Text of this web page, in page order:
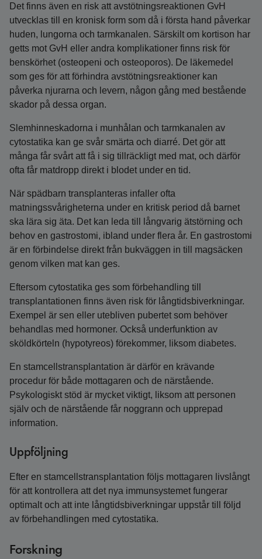
Det finns även en risk att avstötningsreaktionen GvH
utvecklas till en kronisk form som då i första hand påverkar
huden, lungorna och tarmkanalen. Särskilt om kortison har
getts mot GvH eller andra komplikationer finns risk för
benskörhet (osteopeni och osteoporos). De läkemedel
som ges för att förhindra avstötningsreaktioner kan
påverka njurarna och levern, någon gång med bestående
skador på dessa organ.
Slemhinneskadorna i munhålan och tarmkanalen av
cytostatika kan ge svår smärta och diarré. Det gör att
många får svårt att få i sig tillräckligt med mat, och därför
ofta får matdropp direkt i blodet under en tid.
När spädbarn transplanteras infaller ofta
matningssvårigheterna under en kritisk period då barnet
ska lära sig äta. Det kan leda till långvarig ätstörning och
behov en gastrostomi, ibland under flera år. En gastrostomi
är en förbindelse direkt från bukväggen in till magsäcken
genom vilken mat kan ges.
Eftersom cytostatika ges som förbehandling till
transplantationen finns även risk för långtids­biverkningar.
Exempel är sen eller utebliven pubertet som behöver
behandlas med hormoner. Också underfunktion av
sköldkörteln (hypotyreos) förekommer, liksom diabetes.
En stamcellstransplantation är därför en krävande
procedur för både mottagaren och de närstående.
Psykologiskt stöd är mycket viktigt, liksom att personen
själv och de närstående får noggrann och upprepad
information.
Uppföljning
Efter en stamcellstransplantation följs mottagaren livslångt
för att kontrollera att det nya immunsystemet fungerar
optimalt och att inte långtidsbiverkningar uppstår till följd
av förbehandlingen med cytostatika.
Forskning